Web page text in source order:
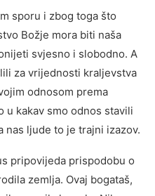
sporu i zbog toga što
Božje mora biti naša
svjesno i slobodno. A
za vrijednosti kraljevstva
odnosom prema
u kakav smo odnos stavili
nas ljude to je trajni izazov.
pripovijeda prispodobu o
zemlja. Ovaj bogataš,